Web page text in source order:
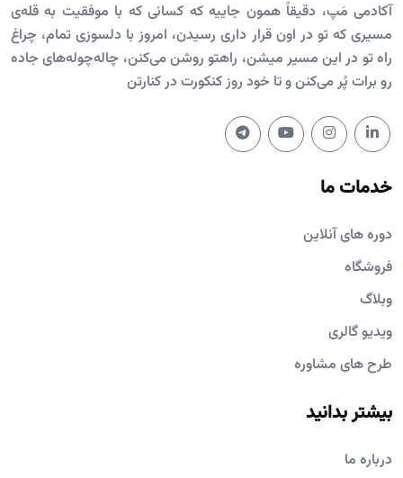
آکادمی مَپ، دقیقاً همون جاییه که کسانی که با موفقیت به قله‌ی
مسیری که تو در اون قرار داری رسیدن، امروز با دلسوزی تمام، چراغ
راه تو در این مسیر میشن، راهتو روشن می‌کنن، چاله‌چوله‌های جاده
رو برات پُر می‌کنن و تا خود روز کنکورت در کنارتن
خدمات ما
دوره های آنلاین
فروشگاه
وبلاگ
ویدیو گالری
طرح های مشاوره
بیشتر بدانید
درباره ما